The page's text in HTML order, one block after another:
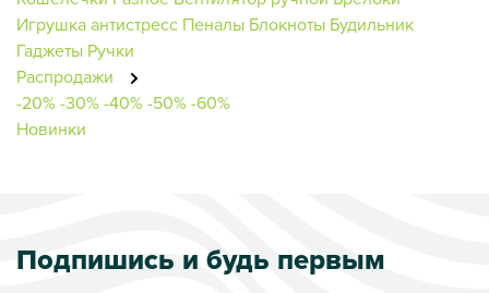
Игрушка антистресс Пеналы Блокноты Будильник
Гаджеты Ручки
Распродажи
-20%-30%-40%-50%-60%
Новинки
Подпишись и будь первым